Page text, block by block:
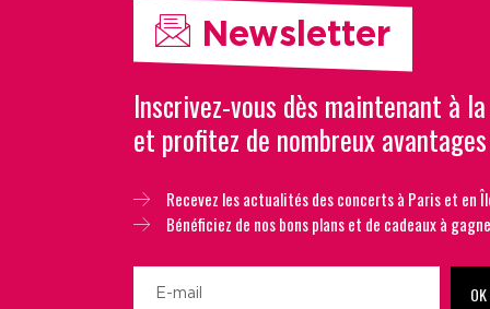
Newsletter
Inscrivez-vous dès maintenant à
et profitez de nombreux avantages
Recevez les actualités des concerts à Paris et en
Bénéficiez de nos bons plans et de cadeaux à
OK